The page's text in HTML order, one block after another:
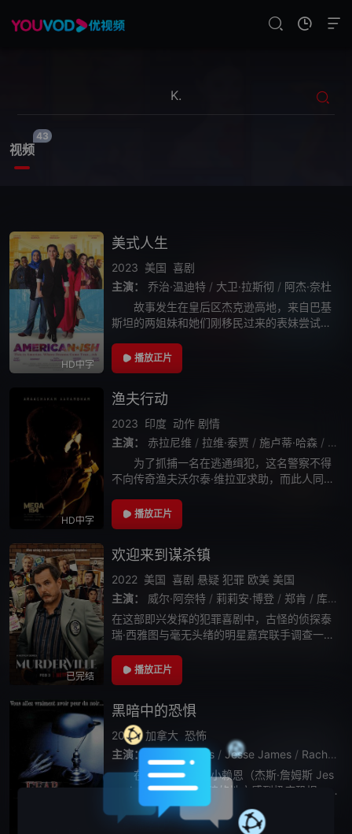
视频
43
HD中字
美式人生
2023 美国 喜剧
主演：
乔治·温迪特 / 大卫·拉斯彻 / 阿杰·奈杜
故事发生在皇后区杰克逊高地，来自巴基
斯坦的两姐妹和她们刚移民过来的表妹尝试用
播放正片
HD中字
渔夫行动
2023 印度 动作 剧情
主演：
赤拉尼维 / 拉维·泰贾 / 施卢蒂·哈森 /
为了抓捕一名在逃通缉犯，这名警察不得
不向传奇渔夫沃尔泰·维拉亚求助，而此人同样
播放正片
已完结
欢迎来到谋杀镇
2022 美国 喜剧 悬疑 犯罪 欧美 美国
主演：
威尔·阿奈特 / 莉莉安·博登 / 郑肯 / 库梅尔·南贾尼
在这部即兴发挥的犯罪喜剧中，古怪的侦探泰
瑞·西雅图与毫无头绪的明星嘉宾联手调查一系
播放正片
黑暗中的恐惧
2003 加拿大 恐怖
主演：
Kevin Zegers / Jesse James / Rachel Skarsten
在这个故事中，小赖恩（杰斯·詹姆斯 Jes
se James 饰）对黑暗的地方感到极度恐惧，
而他的哥哥戴尔（凯文·席格斯 Kevin Zegers
饰）对此并不在意，以为小赖恩只是在寻求注